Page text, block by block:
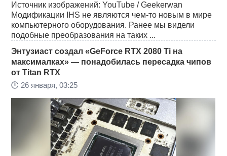
Источник изображений: YouTube / Geekerwan
Модификации IHS не являются чем-то новым в мире
компьютерного оборудования. Ранее мы видели
подобные преобразования на таких ...
Энтузиаст создал «GeForce RTX 2080 Ti на
максималках» — понадобилась пересадка чипов
от Titan RTX
🕛 26 января, 03:25